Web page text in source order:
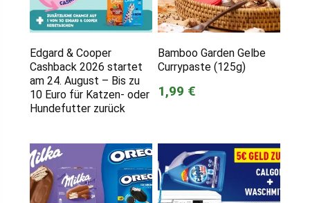
Edgard & Cooper
Cashback 2026 startet
am 24. August – Bis zu
10 Euro für Katzen- oder
Hundefutter zurück
Bamboo Garden Gelbe
Currypaste (125g)
1,99 €